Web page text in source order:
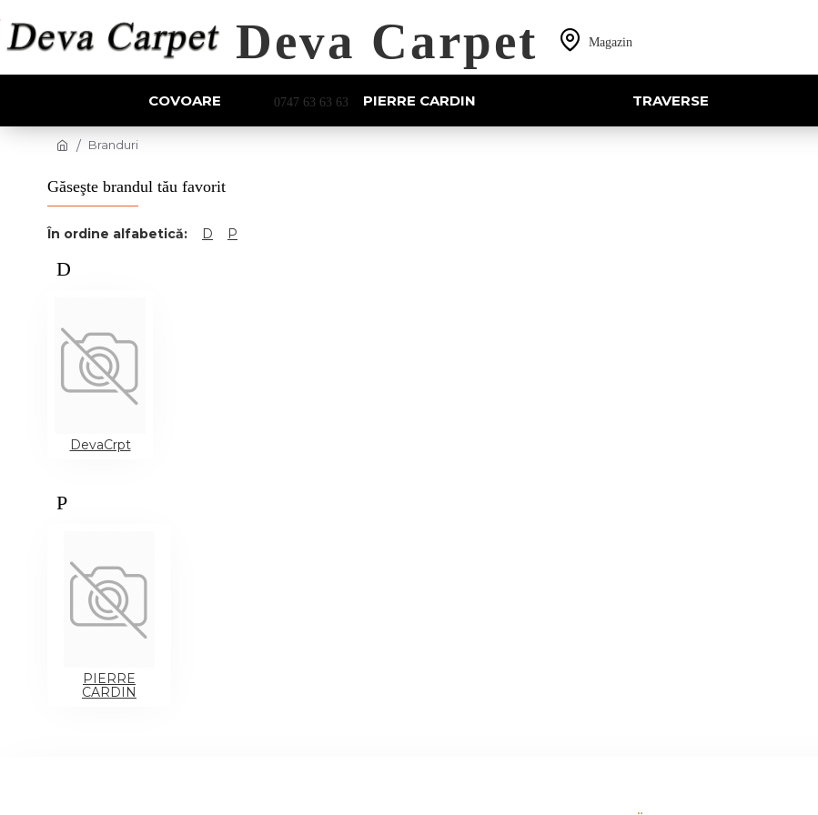
Deva Carpet Magazin
0747 63 63 63
COVOARE PIERRE CARDIN TRAVERSE
Branduri
Găseşte brandul tău favorit
În ordine alfabetică: D P
D
DevaCrpt
P
PIERRE
CARDIN